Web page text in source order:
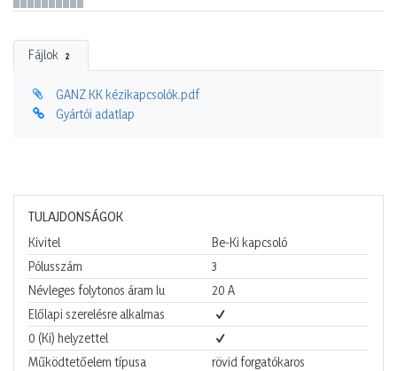
Fájlok 2
GANZ KK kézikapcsolók.pdf
Gyártói adatlap
TULAJDONSÁGOK
Kivitel
Be-Ki kapcsoló
Pólusszám
3
Névleges folytonos áram Iu
20 A
Előlapi szerelésre alkalmas
0 (Ki) helyzettel
Működtetőelem típusa
rövid forgatókaros